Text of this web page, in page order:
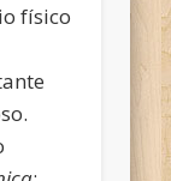
físico